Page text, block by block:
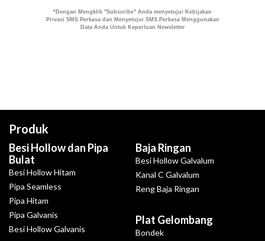
Produk
Besi Hollow dan Pipa
Bulat
Besi Hollow Hitam
Pipa Seamless
Pipa Hitam
Pipa Galvanis
Besi Hollow Galvanis
Baja Ringan
Besi Hollow Galvalum
Kanal C Galvalum
Reng Baja Ringan
Plat Gelombang
Bondek